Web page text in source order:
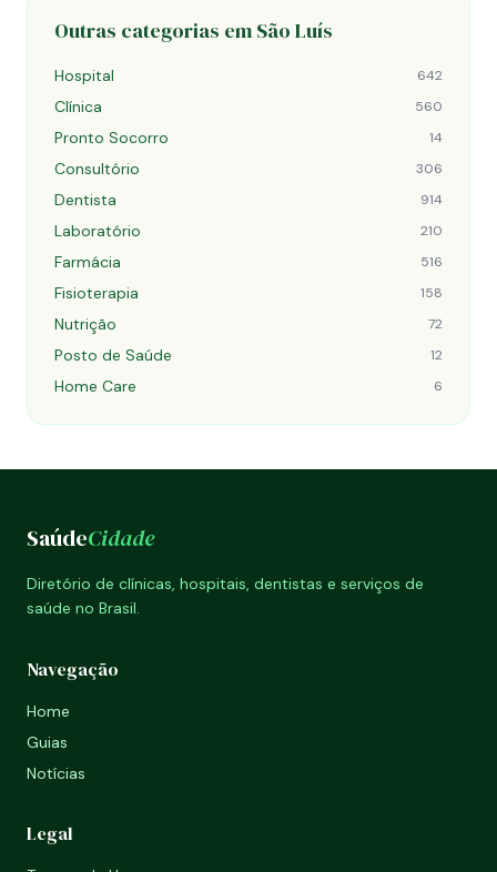
Outras categorias em São Luís
Hospital 642
Clínica 560
Pronto Socorro 14
Consultório 306
Dentista 914
Laboratório 210
Farmácia 516
Fisioterapia 158
Nutrição 72
Posto de Saúde 12
Home Care 6
SaúdeCidade
Diretório de clínicas, hospitais, dentistas e serviços de
saúde no Brasil.
Navegação
Home
Guias
Notícias
Legal